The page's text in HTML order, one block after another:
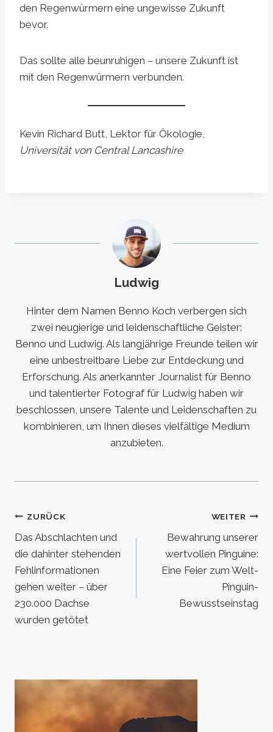
den Regenwürmern eine ungewisse Zukunft
bevor.
Das sollte alle beunruhigen – unsere Zukunft ist
mit den Regenwürmern verbunden.
Kevin Richard Butt, Lektor für Ökologie,
Universität von Central Lancashire
Ludwig
Hinter dem Namen Benno Koch verbergen sich
zwei neugierige und leidenschaftliche Geister:
Benno und Ludwig. Als langjährige Freunde teilen wir
eine unbestreitbare Liebe zur Entdeckung und
Erforschung. Als anerkannter Journalist für Benno
und talentierter Fotograf für Ludwig haben wir
beschlossen, unsere Talente und Leidenschaften zu
kombinieren, um Ihnen dieses vielfältige Medium
anzubieten.
Beitragsnavigation
ZURÜCK
Das Abschlachten und
die dahinter stehenden
Fehlinformationen
gehen weiter – über
230.000 Dachse
wurden getötet
WEITER
Bewahrung unserer
wertvollen Pinguine:
Eine Feier zum Welt-
Pinguin-
Bewusstseinstag